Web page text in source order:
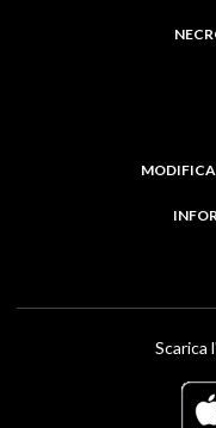
Scarica